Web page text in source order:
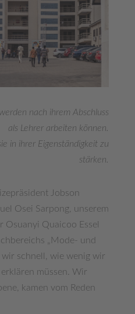
nach ihrem Abschluss
als Lehrer arbeiten können.
in ihrer Eigenständigkeit zu
stärken.
Jobson
Osei Sarpong, unserem
Osuanyi Quaicoo Essel
„Mode- und
wir schnell, wie wenig wir
müssen. Wir
kamen vom Reden